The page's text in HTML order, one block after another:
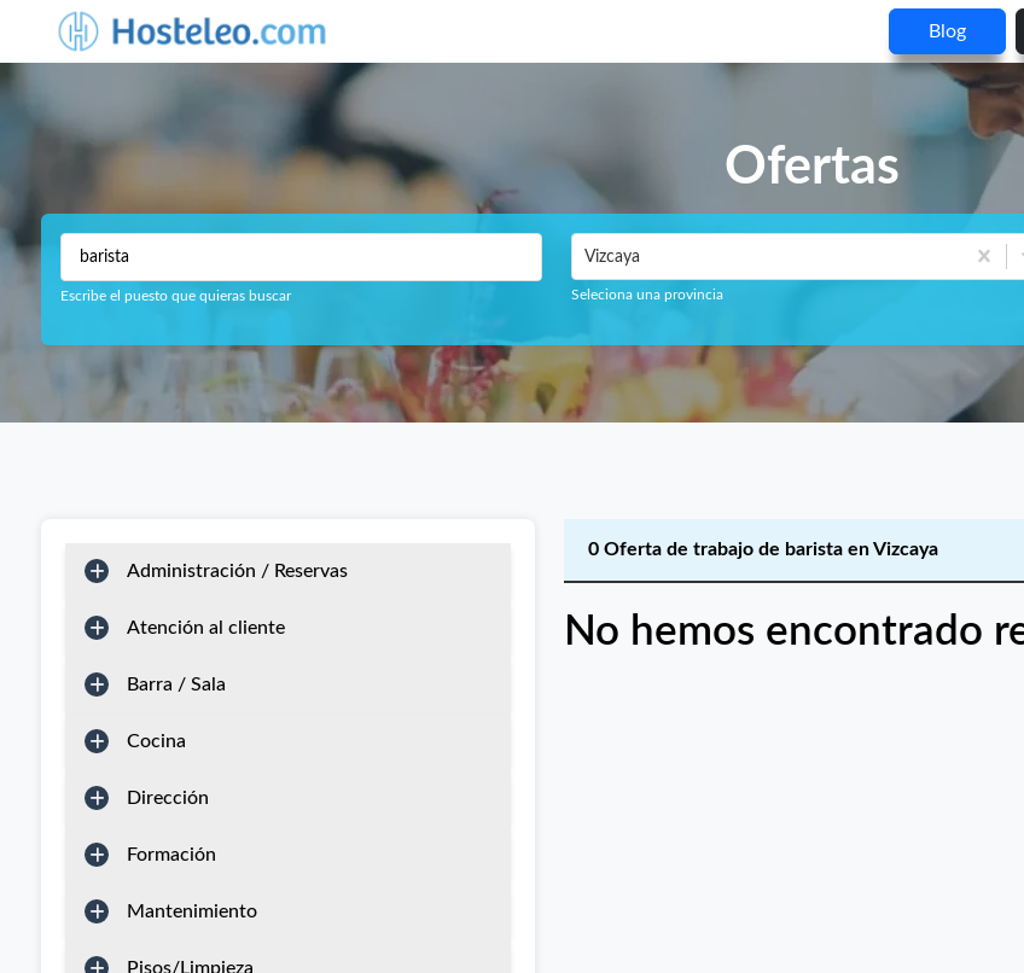
Blog
Ofertas
Escribe el puesto que quieras buscar
Vizcaya
Seleciona una provincia
Administración / Reservas
Atención al cliente
Barra / Sala
Cocina
Dirección
Formación
Mantenimiento
Pisos/Limpieza
0 Oferta de trabajo de barista en Vizcaya
No hemos encontrado